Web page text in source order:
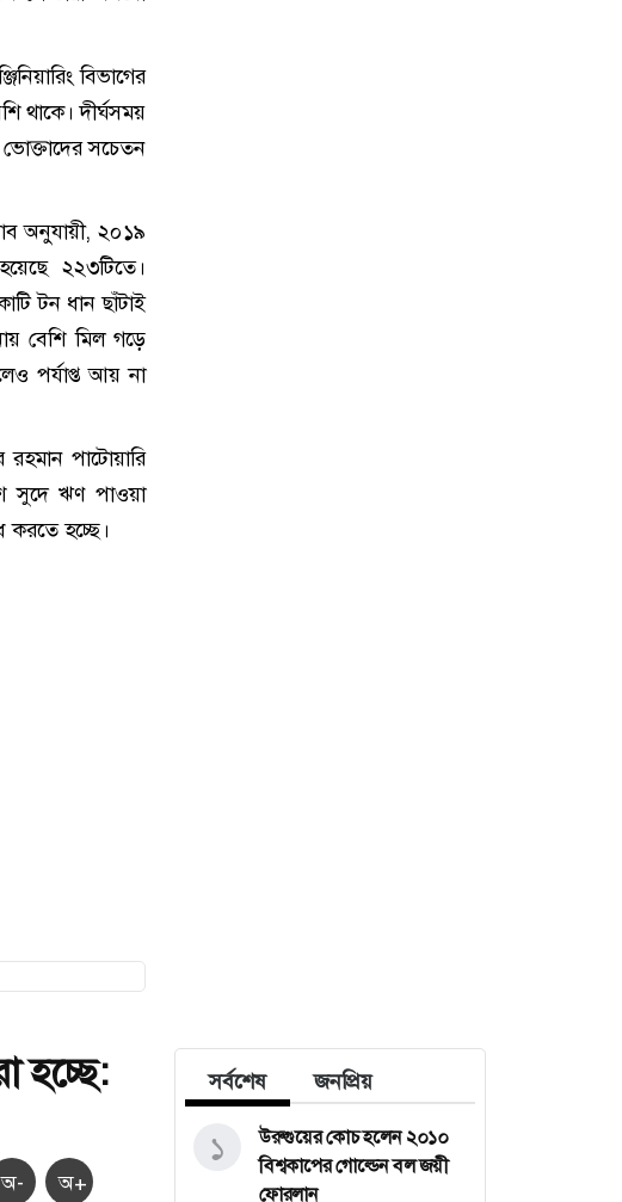
বিভাগের
থাকে। দীর্ঘসময়
সচেতন
অনুযায়ী, ২০১৯
২২৩টিতে।
টন ধান ছাঁটাই
বেশি মিল গড়ে
পর্যাপ্ত আয় না
পাটোয়ারি
সুদে ঋণ পাওয়া
হচ্ছে।
হচ্ছে:
অ- অ+
সর্বশেষ জনপ্রিয়
উরুগুয়ের কোচ হলেন ২০১০
বিশ্বকাপের গোল্ডেন বল জয়ী
ফোরলান
১